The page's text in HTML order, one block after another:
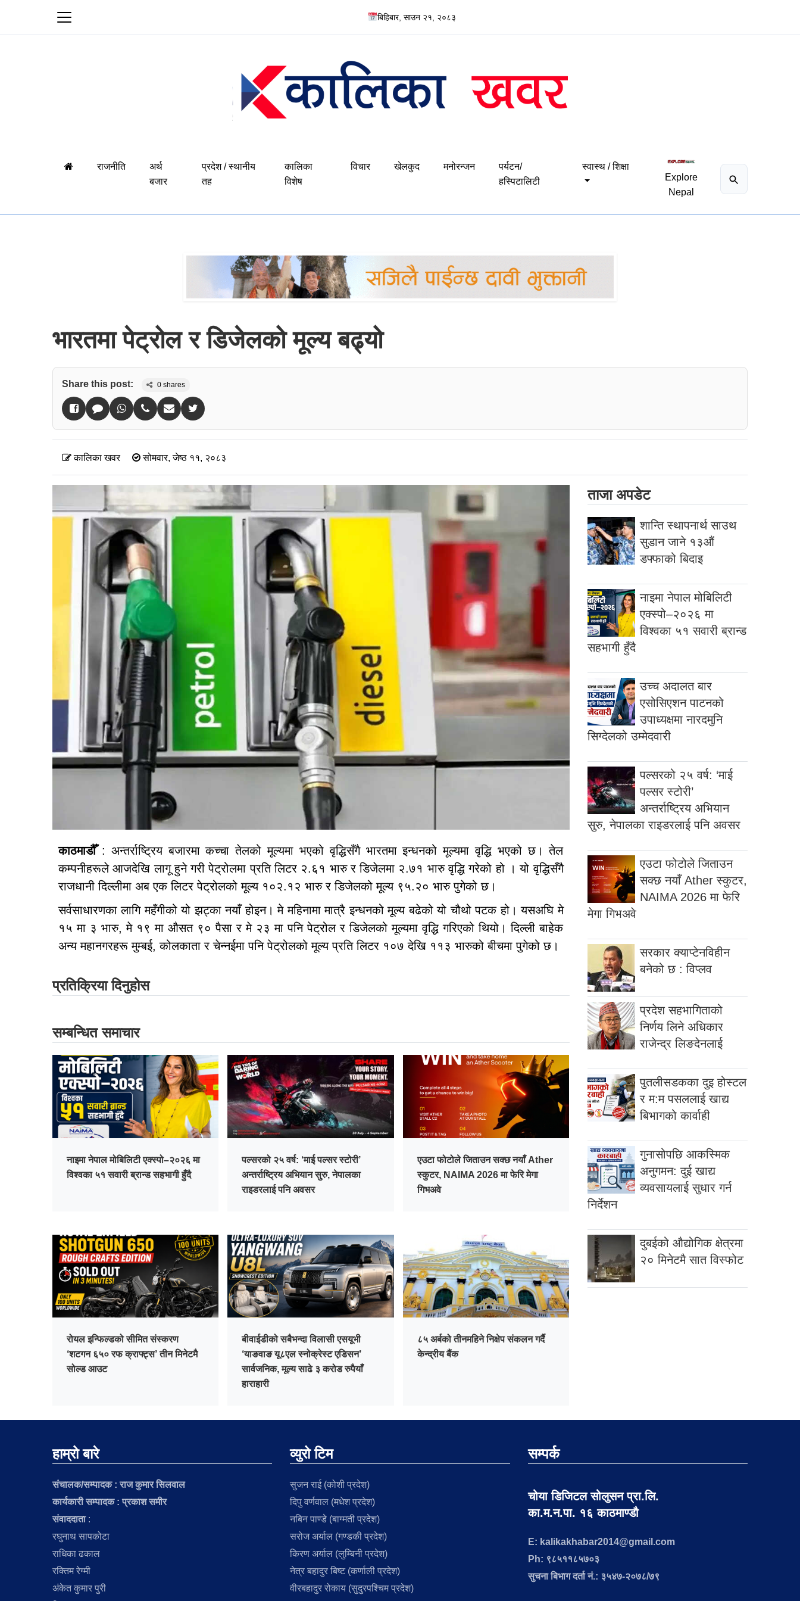
बिहिबार, साउन २१, २०८३
राजनीति
अर्थ
बजार
प्रदेश / स्थानीय
तह
कालिका
विशेष
विचार खेलकुद मनोरन्जन
पर्यटन/
हस्पिटालिटी
स्वास्थ / शिक्षा
Explore
Nepal
भारतमा पेट्रोल र डिजेलको मूल्य बढ्यो
Share this post: 0 shares
कालिका खवर सोमवार, जेष्ठ ११, २०८३
काठमाडौँ: अन्तर्राष्ट्रिय बजारमा कच्चा तेलको मूल्यमा भएको वृद्धिसँगै भारतमा इन्धनको मूल्यमा वृद्धि भएको छ। तेल
कम्पनीहरूले आजदेखि लागू हुने गरी पेट्रोलमा प्रति लिटर २.६१ भारु र डिजेलमा २.७१ भारु वृद्धि गरेको हो । यो वृद्धिसँगै
राजधानी दिल्लीमा अब एक लिटर पेट्रोलको मूल्य १०२.१२ भारु र डिजेलको मूल्य ९५.२० भारु पुगेको छ।
सर्वसाधारणका लागि महँगीको यो झट्का नयाँ होइन। मे महिनामा मात्रै इन्धनको मूल्य बढेको यो चौथो पटक हो। यसअघि मे
१५ मा ३ भारु, मे १९ मा औसत ९० पैसा र मे २३ मा पनि पेट्रोल र डिजेलको मूल्यमा वृद्धि गरिएको थियो। दिल्ली बाहेक
अन्य महानगरहरू मुम्बई, कोलकाता र चेन्नईमा पनि पेट्रोलको मूल्य प्रति लिटर १०७ देखि ११३ भारुको बीचमा पुगेको छ।
प्रतिक्रिया दिनुहोस
सम्बन्धित समाचार
नाइमा नेपाल मोबिलिटी एक्स्पो–२०२६ मा
विश्वका ५१ सवारी ब्रान्ड सहभागी हुँदै
पल्सरको २५ वर्ष: ‘माई पल्सर स्टोरी’
अन्तर्राष्ट्रिय अभियान सुरु, नेपालका
राइडरलाई पनि अवसर
एउटा फोटोले जिताउन सक्छ नयाँ Ather
स्कुटर, NAIMA 2026 मा फेरि मेगा
गिभअवे
रोयल इन्फिल्डको सीमित संस्करण
‘शटगन ६५० रफ क्राफ्ट्स’ तीन मिनेटमै
सोल्ड आउट
बीवाईडीको सबैभन्दा विलासी एसयूभी
‘याङवाङ यू८एल स्नोक्रेस्ट एडिसन’
सार्वजनिक, मूल्य साढे ३ करोड रुपैयाँ
हाराहारी
८५ अर्बको तीनमहिने निक्षेप संकलन गर्दै
केन्द्रीय बैंक
ताजा अपडेट
शान्ति स्थापनार्थ साउथ
सुडान जाने १३औं
डफ्फाको बिदाइ
नाइमा नेपाल मोबिलिटी
एक्स्पो–२०२६ मा
विश्वका ५१ सवारी ब्रान्ड
सहभागी हुँदै
उच्च अदालत बार
एसोसिएशन पाटनको
उपाध्यक्षमा नारदमुनि
सिग्देलको उम्मेदवारी
पल्सरको २५ वर्ष: ‘माई
पल्सर स्टोरी’
अन्तर्राष्ट्रिय अभियान
सुरु, नेपालका राइडरलाई पनि अवसर
एउटा फोटोले जिताउन
सक्छ नयाँ Ather स्कुटर,
NAIMA 2026 मा फेरि
मेगा गिभअवे
सरकार क्याप्टेनविहीन
बनेको छ : विप्लव
प्रदेश सहभागिताको
निर्णय लिने अधिकार
राजेन्द्र लिङदेनलाई
पुतलीसडकका दुइ होस्टल
र म:म पसललाई खाद्य
बिभागको कार्वाही
गुनासोपछि आकस्मिक
अनुगमन: दुई खाद्य
व्यवसायलाई सुधार गर्न
निर्देशन
दुबईको औद्योगिक क्षेत्रमा
२० मिनेटमै सात विस्फोट
हाम्रो बारे
संचालक/सम्पादक :राज कुमार सिलवाल
कार्यकारी सम्पादक : प्रकाश समीर
संवाददाता:
रघुनाथ सापकोटा
राधिका ढकाल
रक्तिम रेग्मी
अंकेत कुमार पुरी
व्युरो टिम
सुजन राई (कोशी प्रदेश)
दिपु वर्णवाल (मधेश प्रदेश)
नबिन पाण्डे (बाग्मती प्रदेश)
सरोज अर्याल (गण्डकी प्रदेश)
किरण अर्याल (लुम्बिनी प्रदेश)
नेत्र बहादुर बिष्ट (कर्णाली प्रदेश)
वीरबहादुर रोकाय (सुदुरपश्चिम प्रदेश)
सम्पर्क
चोया डिजिटल सोलुसन प्रा.लि.
का.म.न.पा. १६ काठमाण्डौ
E: kalikakhabar2014@gmail.com
Ph: ९८५११८५७०३
सुचना बिभाग दर्ता नं.: ३५४७-२०७८/७९